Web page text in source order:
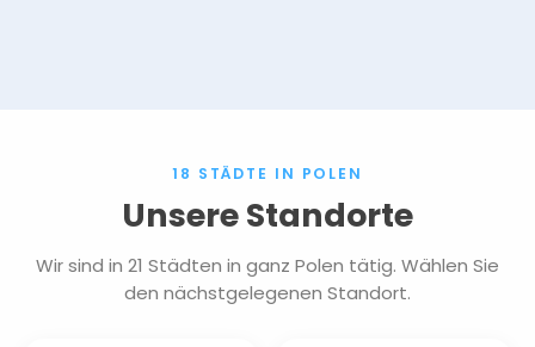
18 STÄDTE IN POLEN
Unsere Standorte
Wir sind in 21 Städten in ganz Polen tätig. Wählen Sie
den nächstgelegenen Standort.